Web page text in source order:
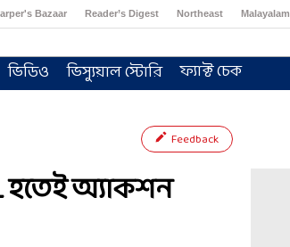
Bazaar Reader’s Digest Northeast Malayalam
ভিডিও ভিস্যুয়াল স্টোরি ফ্যাক্ট চেক
Feedback
হতেই অ্যাকশন